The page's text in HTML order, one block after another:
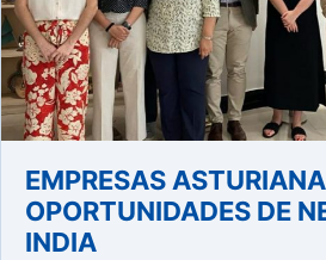
EMPRESAS
OPORTUNIDADES DE
INDIA